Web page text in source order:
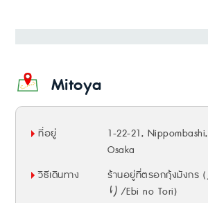
Mitoya
ที่อยู่
1-22-21,
Osaka
วิธีเดินทาง
ร้านอยู่ที่ตรอกกุ้งมังก
り/Ebi no Tori)